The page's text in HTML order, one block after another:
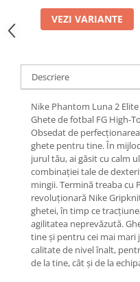
VEZI VARIANTE
Descriere
Nike Phantom Luna 2 Elite
Ghete de fotbal FG High-
Obsedat de
ghete pentru tine. În
jurul tău, ai găsit cu calm
combinației tale de
mingii. Termină treaba cu
revoluționară Nike
ghetei, în timp ce
agilitatea neprevăzută.
tine și pentru cei mai
calitate de nivel înalt,
de la tine, cât și de la